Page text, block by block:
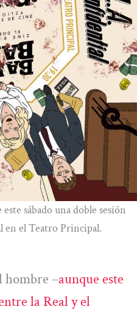
sábado una doble sesión
en el Teatro Principal.
hombre –aunque este
la Real y el